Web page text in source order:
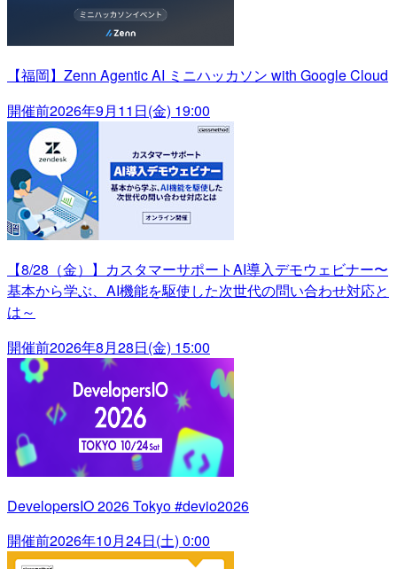
【福岡】Zenn Agentic AI ミニハッカソン with Google Cloud
開催前2026年9月11日(金) 19:00
【8/28（金）】カスタマーサポートAI導入デモウェビナー〜
基本から学ぶ、AI機能を駆使した次世代の問い合わせ対応と
は～
開催前2026年8月28日(金) 15:00
DevelopersIO 2026 Tokyo #devio2026
開催前2026年10月24日(土) 0:00